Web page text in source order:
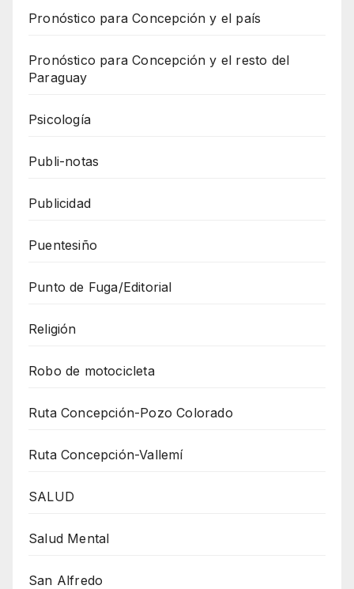
Pronóstico para Concepción y el país
Pronóstico para Concepción y el resto del
Paraguay
Psicología
Publi-notas
Publicidad
Puentesiño
Punto de Fuga/Editorial
Religión
Robo de motocicleta
Ruta Concepción-Pozo Colorado
Ruta Concepción-Vallemí
SALUD
Salud Mental
San Alfredo